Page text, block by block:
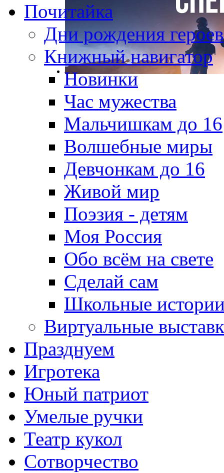
Почитайка
Дни рождения героев
Книжный навигатор
Новинки
Час мужества
Мальчишкам до 16
Волшебные миры
Девчонкам до 16
Живой мир
Поэзия - детям
Моя Россия
Обо всём на свете
Сделай сам
Школьные
Виртуальные
Празднуем
Игротека
Юный патриот
Умелые ручки
Театр кукол
Сотворчество